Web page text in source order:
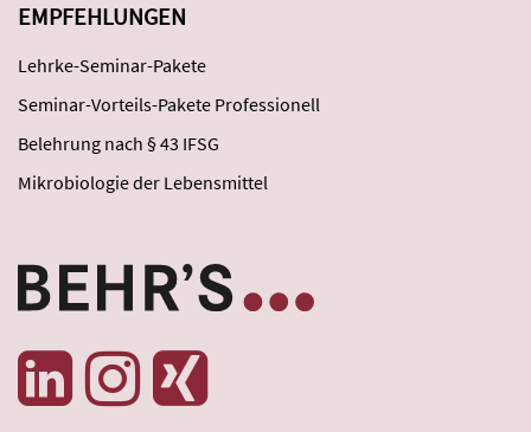
EMPFEHLUNGEN
Lehrke-Seminar-Pakete
Seminar-Vorteils-Pakete Professionell
Belehrung nach § 43 IFSG
Mikrobiologie der Lebensmittel